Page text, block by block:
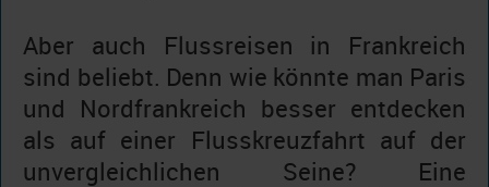
Aber auch Flussreisen in Frankreich
sind beliebt. Denn wie könnte man Paris
und Nordfrankreich besser entdecken
als auf einer Flusskreuzfahrt auf der
unvergleichlichen Seine? Eine